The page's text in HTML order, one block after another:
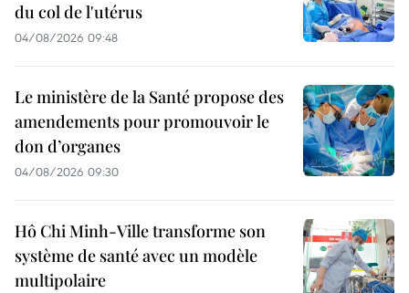
du col de l'utérus
04/08/2026 09:48
Le ministère de la Santé propose des
amendements pour promouvoir le
don d’organes
04/08/2026 09:30
Hô Chi Minh-Ville transforme son
système de santé avec un modèle
multipolaire